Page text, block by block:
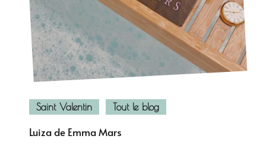
Saint Valentin Tout le blog
Luiza de Emma Mars